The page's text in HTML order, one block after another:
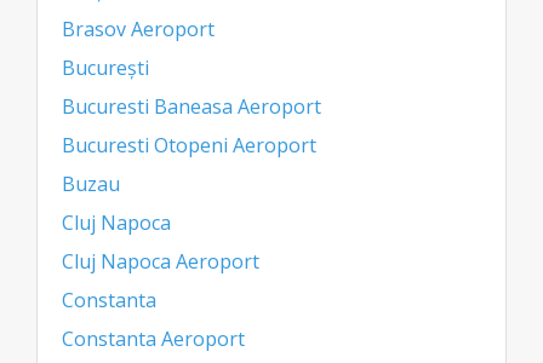
Brasov Aeroport
București
Bucuresti Baneasa Aeroport
Bucuresti Otopeni Aeroport
Buzau
Cluj Napoca
Cluj Napoca Aeroport
Constanta
Constanta Aeroport